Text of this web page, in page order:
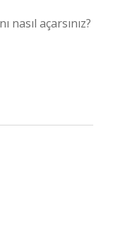
nasıl açarsınız?